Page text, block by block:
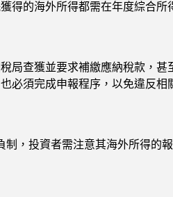
得的海外所得都需在年度綜合所
局查獲並要求補繳應納稅款，甚
必須完成申報程序，以免違反相
，投資者需注意其海外所得的